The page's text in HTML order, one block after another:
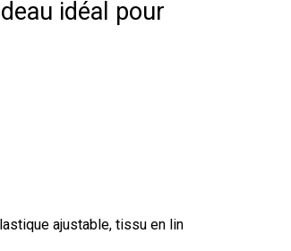
idéal pour
ajustable, tissu en lin